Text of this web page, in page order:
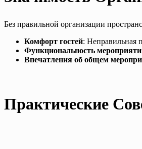
Без правильной организации
Комфорт гостей: Неправильная
Функциональность
Впечатления об общем
Практические